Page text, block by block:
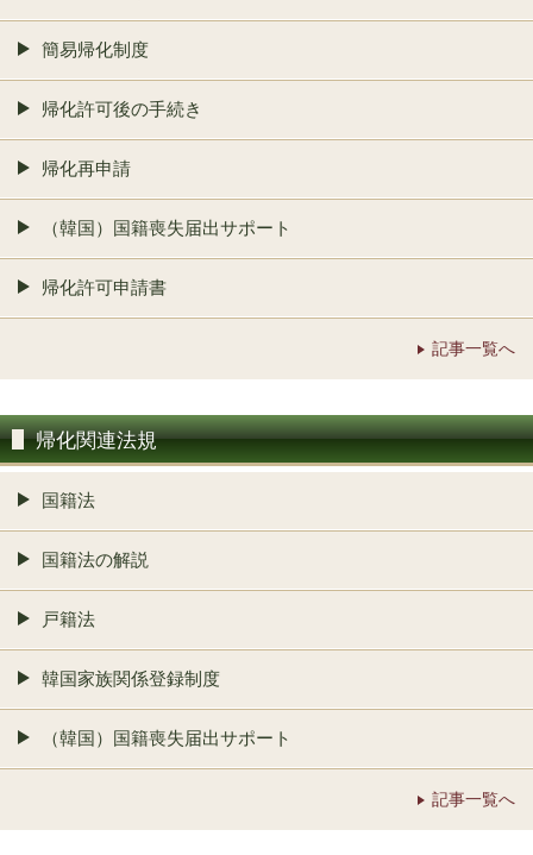
簡易帰化制度
帰化許可後の手続き
帰化再申請
（韓国）国籍喪失届出サポート
帰化許可申請書
記事一覧へ
帰化関連法規
国籍法
国籍法の解説
戸籍法
韓国家族関係登録制度
（韓国）国籍喪失届出サポート
記事一覧へ